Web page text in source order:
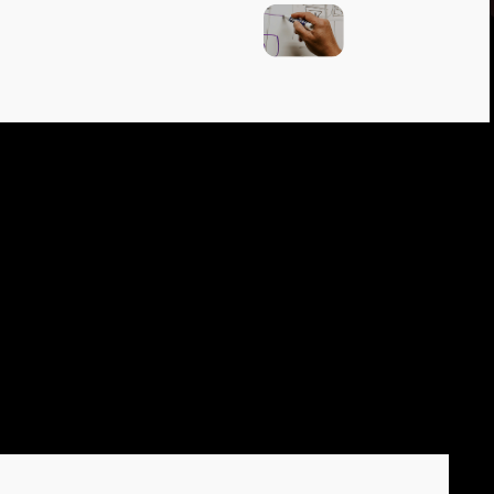
AI